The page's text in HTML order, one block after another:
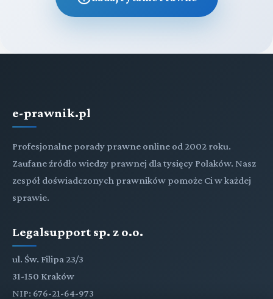
e-prawnik.pl
Profesjonalne porady prawne online od 2002 roku.
Zaufane źródło wiedzy prawnej dla tysięcy Polaków. Nasz
zespół doświadczonych prawników pomoże Ci w każdej
sprawie.
Legalsupport sp. z o.o.
ul. Św. Filipa 23/3
31-150 Kraków
NIP: 676-21-64-973